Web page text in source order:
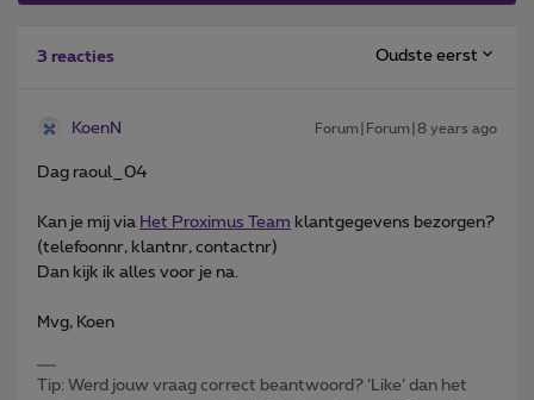
3 reacties Oudste eerst
KoenN Forum|Forum|8 years ago
Dag raoul_04
Kan je mij via Het Proximus Team klantgegevens bezorgen?
(telefoonnr, klantnr, contactnr)
Dan kijk ik alles voor je na.
Mvg, Koen
Tip: Werd jouw vraag correct beantwoord? ‘Like’ dan het